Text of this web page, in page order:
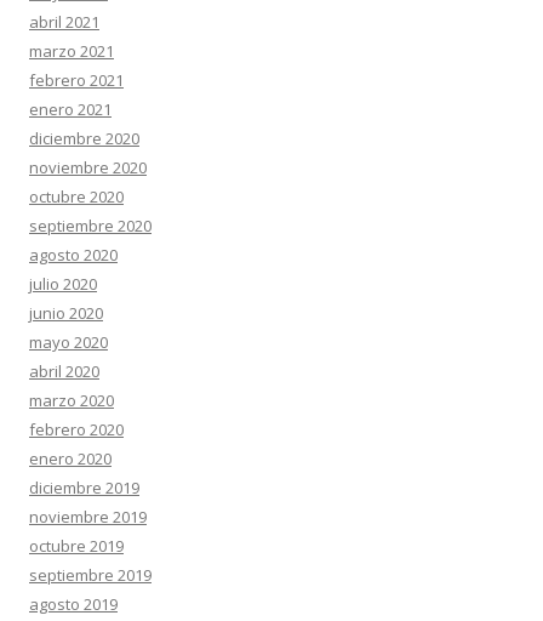
abril 2021
marzo 2021
febrero 2021
enero 2021
diciembre 2020
noviembre 2020
octubre 2020
septiembre 2020
agosto 2020
julio 2020
junio 2020
mayo 2020
abril 2020
marzo 2020
febrero 2020
enero 2020
diciembre 2019
noviembre 2019
octubre 2019
septiembre 2019
agosto 2019